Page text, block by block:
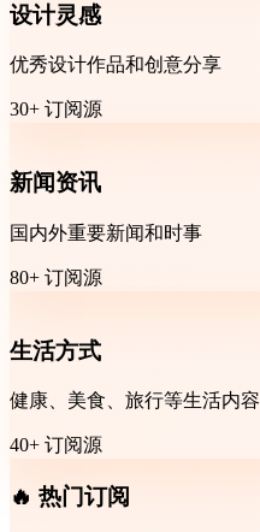
设计灵感
优秀设计作品和创意分享
30+ 订阅源
新闻资讯
国内外重要新闻和时事
80+ 订阅源
生活方式
健康、美食、旅行等生活内容
40+ 订阅源
🔥 热门订阅